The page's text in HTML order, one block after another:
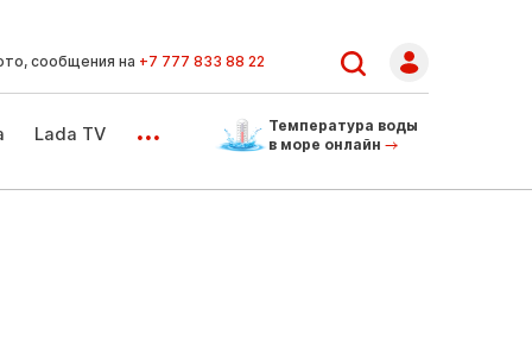
сообщения на +7 777 833 88 22
Lada TV ...
Температура воды
в море онлайн